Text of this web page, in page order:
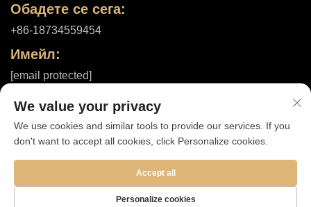
Обадете се сега:
+86-18734559454
Имейл:
[email protected]
Всички права запазени © 2025 от Shanxi ShuheHealth Co., Ltd. |
Политика за поверителност
We value your privacy
We use cookies and similar tools to provide our services. If you
don't want to accept all cookies, click Personalize cookies.
Personalize cookies
Accept all